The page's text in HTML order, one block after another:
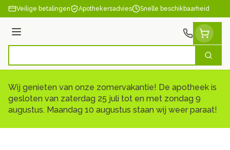
Ga naar de inhoud
Veilige betalingen Apothekersadvies Snelle beschikbaarheid
Menu
Zoek
Wij genieten van onze zomervakantie! De apotheek is
gesloten van zaterdag 25 juli tot en met zondag 9
augustus. Maandag 10 augustus staan wij weer paraat!